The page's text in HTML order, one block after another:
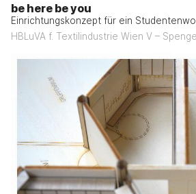
be here be you
Einrichtungskonzept für ein
HBLuVA f. Textilindustrie Wien V –